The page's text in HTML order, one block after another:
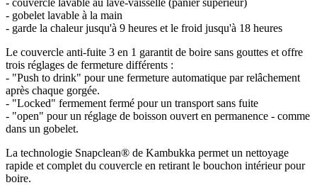
- couvercle lavable au lave-vaisselle (panier supérieur)
- gobelet lavable à la main
- garde la chaleur jusqu'à 9 heures et le froid jusqu'à 18 heures
Le couvercle anti-fuite 3 en 1 garantit de boire sans gouttes et offre
trois réglages de fermeture différents :
- "Push to drink" pour une fermeture automatique par relâchement
après chaque gorgée.
- "Locked" fermement fermé pour un transport sans fuite
- "open" pour un réglage de boisson ouvert en permanence - comme
dans un gobelet.
La technologie Snapclean® de Kambukka permet un nettoyage
rapide et complet du couvercle en retirant le bouchon intérieur pour
boire.